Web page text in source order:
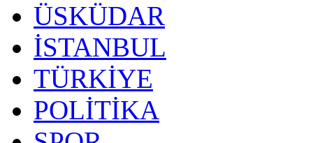
ÜSKÜDAR
İSTANBUL
TÜRKİYE
POLİTİKA